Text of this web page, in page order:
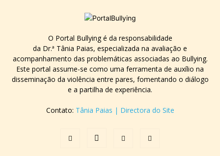
O Portal Bullying é da responsabilidade
da Dr.ª Tânia Paias, especializada na avaliação e
acompanhamento das problemáticas associadas ao Bullying.
Este portal assume-se como uma ferramenta de auxílio na
disseminação da violência entre pares, fomentando o diálogo
e a partilha de experiência.
Contato: Tânia Paias | Directora do Site